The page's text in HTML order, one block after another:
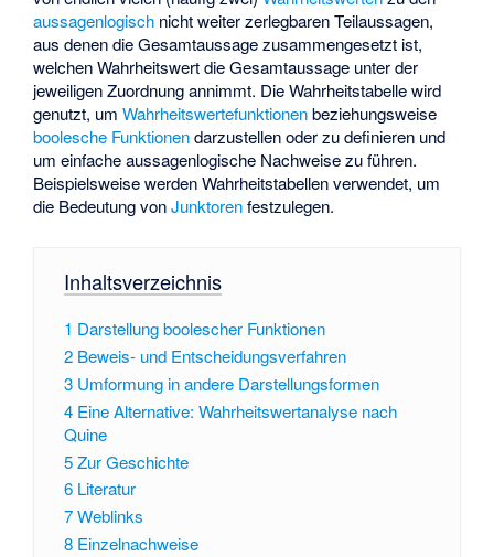
aussagenlogisch nicht weiter zerlegbaren Teilaussagen,
aus denen die Gesamtaussage zusammengesetzt ist,
welchen Wahrheitswert die Gesamtaussage unter der
jeweiligen Zuordnung annimmt. Die Wahrheitstabelle wird
genutzt, umWahrheitswertefunktionenbeziehungsweise
boolesche Funktionendarzustellen oder zu definieren und
um einfache aussagenlogische Nachweise zu führen.
Beispielsweise werden Wahrheitstabellen verwendet, um
die Bedeutung vonJunktorenfestzulegen.
Inhaltsverzeichnis
1 Darstellung boolescher Funktionen
2 Beweis- und Entscheidungsverfahren
3 Umformung in andere Darstellungsformen
4 Eine Alternative: Wahrheitswertanalyse nach
Quine
5Zur Geschichte
6 Literatur
7Weblinks
8 Einzelnachweise